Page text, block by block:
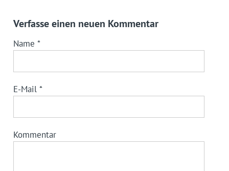
Verfasse einen neuen Kommentar
Name *
E-Mail *
Kommentar